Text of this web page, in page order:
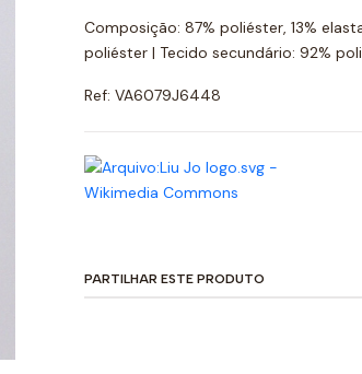
Composição: 87% poliéster, 13%
poliéster | Tecido secundário: 92%
Ref: VA6079J6448
PARTILHAR ESTE PRODUTO